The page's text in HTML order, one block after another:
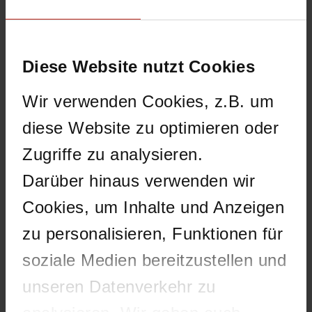
Diese Website nutzt Cookies
Wir verwenden Cookies, z.B. um
diese Website zu optimieren oder
Zugriffe zu analysieren.
Darüber hinaus verwenden wir
Cookies, um Inhalte und Anzeigen
zu personalisieren, Funktionen für
soziale Medien bereitzustellen und
unseren Datenverkehr zu
Q3 2020
v12.5.6/12.6.3
Hinterlassen Sie einen
Kommentar
Ihre E-Mail-Adressse wird nicht
veröffentlicht. Markierte Felder sind
Pflichtfelder *
Kommentar